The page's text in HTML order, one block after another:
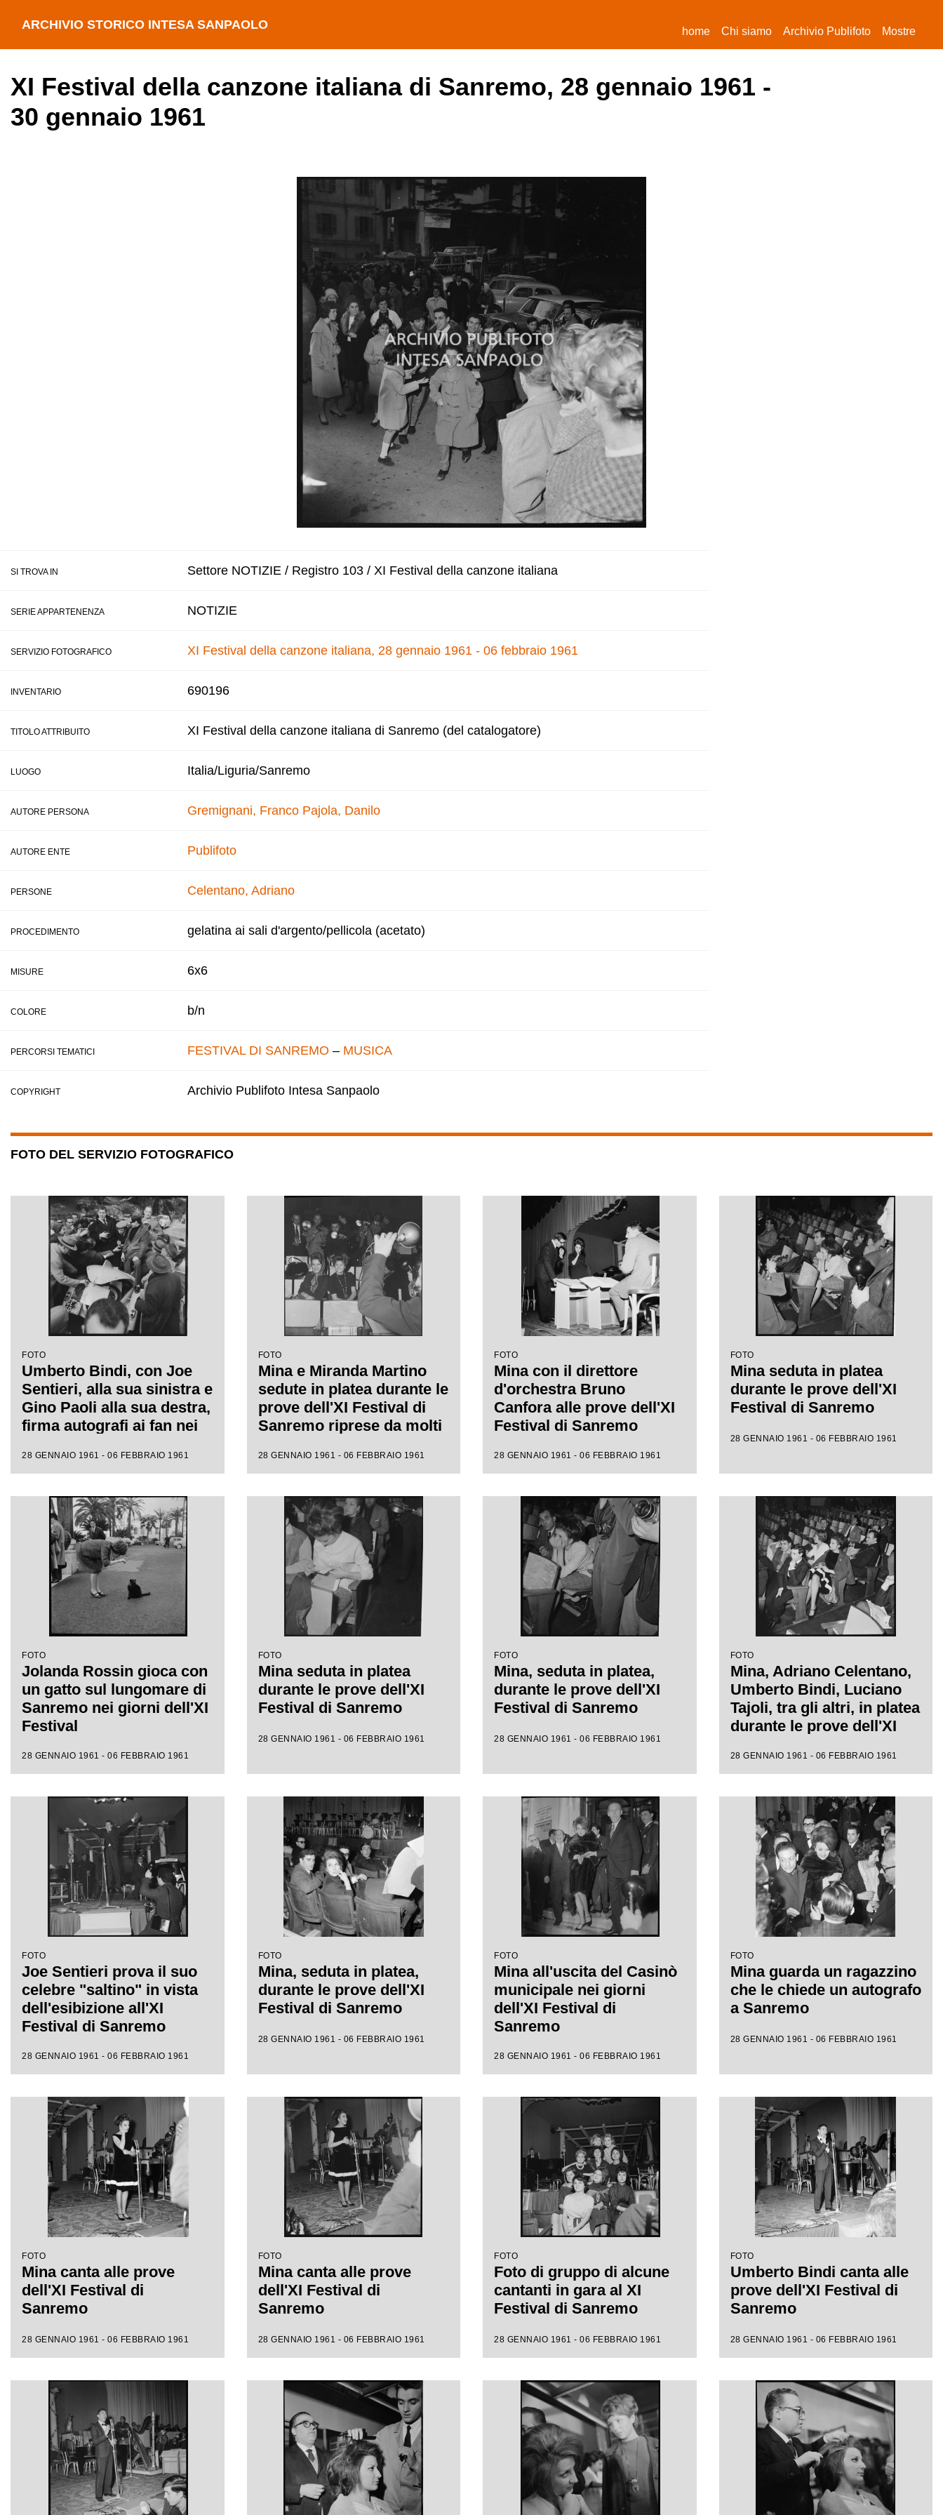
ARCHIVIO STORICO INTESA SANPAOLO home(current)
Chi siamo Archivio Publifoto Mostre
XI Festival della canzone italiana di Sanremo, 28 gennaio 1961 -
30 gennaio 1961
SI TROVA IN Settore NOTIZIE / Registro 103 / XI Festival della canzone italiana
SERIE APPARTENENZA NOTIZIE
SERVIZIO FOTOGRAFICO XI Festival della canzone italiana, 28 gennaio 1961 - 06 febbraio 1961
INVENTARIO 690196
TITOLO ATTRIBUITO XI Festival della canzone italiana di Sanremo (del catalogatore)
LUOGO Italia/Liguria/Sanremo
AUTORE PERSONA Gremignani, Franco Pajola, Danilo
AUTORE ENTE Publifoto
PERSONE Celentano, Adriano
PROCEDIMENTO gelatina ai sali d'argento/pellicola (acetato)
MISURE 6x6
COLORE b/n
PERCORSI TEMATICI FESTIVAL DI SANREMO – MUSICA
COPYRIGHT Archivio Publifoto Intesa Sanpaolo
FOTO DEL SERVIZIO FOTOGRAFICO
FOTO
Umberto Bindi, con Joe
Sentieri, alla sua sinistra e
Gino Paoli alla sua destra,
firma autografi ai fan nei
Sanremo
28 GENNAIO 1961 - 06 FEBBRAIO 1961
FOTO
Mina e Miranda Martino
sedute in platea durante le
prove dell'XI Festival di
Sanremo riprese da molti
28 GENNAIO 1961 - 06 FEBBRAIO 1961
FOTO
Mina con il direttore
d'orchestra Bruno
Canfora alle prove dell'XI
Festival di Sanremo
28 GENNAIO 1961 - 06 FEBBRAIO 1961
FOTO
Mina seduta in platea
durante le prove dell'XI
Festival di Sanremo
28 GENNAIO 1961 - 06 FEBBRAIO 1961
FOTO
Jolanda Rossin gioca con
un gatto sul lungomare di
Sanremo nei giorni dell'XI
Festival
28 GENNAIO 1961 - 06 FEBBRAIO 1961
FOTO
Mina seduta in platea
durante le prove dell'XI
Festival di Sanremo
28 GENNAIO 1961 - 06 FEBBRAIO 1961
FOTO
Mina, seduta in platea,
durante le prove dell'XI
Festival di Sanremo
28 GENNAIO 1961 - 06 FEBBRAIO 1961
FOTO
Mina, Adriano Celentano,
Umberto Bindi, Luciano
Tajoli, tra gli altri, in platea
durante le prove dell'XI
28 GENNAIO 1961 - 06 FEBBRAIO 1961
FOTO
Joe Sentieri prova il suo
celebre "saltino" in vista
dell'esibizione all'XI
Festival di Sanremo
28 GENNAIO 1961 - 06 FEBBRAIO 1961
FOTO
Mina, seduta in platea,
durante le prove dell'XI
Festival di Sanremo
28 GENNAIO 1961 - 06 FEBBRAIO 1961
FOTO
Mina all'uscita del Casinò
municipale nei giorni
dell'XI Festival di
Sanremo
28 GENNAIO 1961 - 06 FEBBRAIO 1961
FOTO
Mina guarda un ragazzino
che le chiede un autografo
a Sanremo
28 GENNAIO 1961 - 06 FEBBRAIO 1961
FOTO
Mina canta alle prove
dell'XI Festival di
Sanremo
28 GENNAIO 1961 - 06 FEBBRAIO 1961
FOTO
Mina canta alle prove
dell'XI Festival di
Sanremo
28 GENNAIO 1961 - 06 FEBBRAIO 1961
FOTO
Foto di gruppo di alcune
cantanti in gara al XI
Festival di Sanremo
28 GENNAIO 1961 - 06 FEBBRAIO 1961
FOTO
Umberto Bindi canta alle
prove dell'XI Festival di
Sanremo
28 GENNAIO 1961 - 06 FEBBRAIO 1961